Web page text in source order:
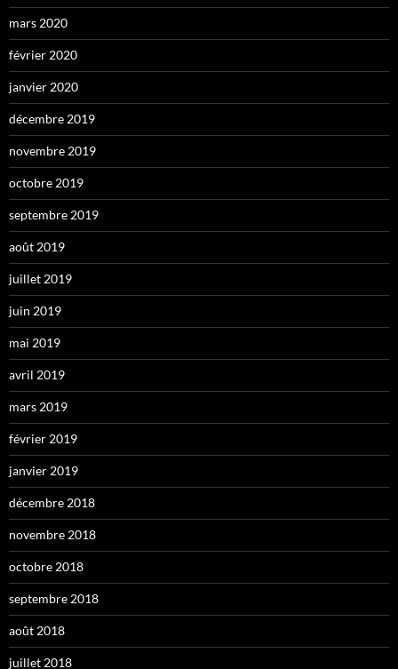
mars 2020
février 2020
janvier 2020
décembre 2019
novembre 2019
octobre 2019
septembre 2019
août 2019
juillet 2019
juin 2019
mai 2019
avril 2019
mars 2019
février 2019
janvier 2019
décembre 2018
novembre 2018
octobre 2018
septembre 2018
août 2018
juillet 2018